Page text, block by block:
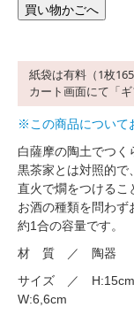
紙袋は有料（1枚
カート画面にて「
※この商品について
白薩摩の陶土でつく
黒茶家とは対照的で、
直火で燗をつけるこ
お酒の種類を問わず
約1合の容量です。
材 質 ／ 陶器
サイズ ／ H:15cm
W:6,6cm